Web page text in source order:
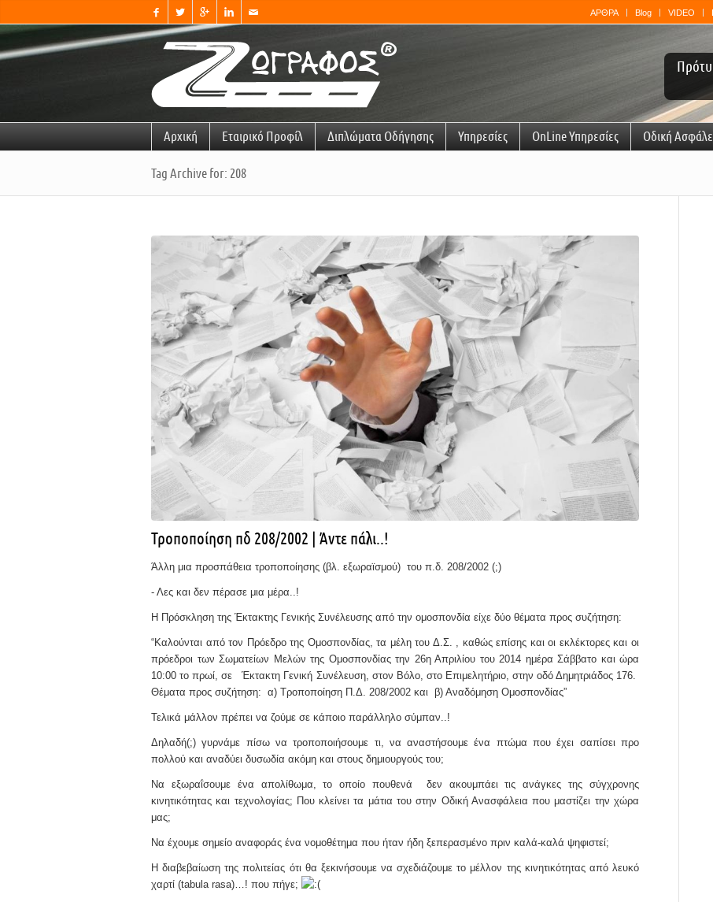
    ✉ ΑΡΘΡΑ Blog VIDEO
Αρχική Εταιρικό Προφίλ Διπλώματα Οδήγησης Υπηρεσίες OnLine Υπηρεσίες Οδική
Tag Archive for: 208
Τροποποίηση πδ 208/2002 | Άντε πάλι..!
Άλλη μια προσπάθεια τροποποίησης (βλ. εξωραϊσμού) του π.δ. 208/2002 (;)
- Λες και δεν πέρασε μια μέρα..!
Η Πρόσκληση της Έκτακτης Γενικής Συνέλευσης από την ομοσπονδία είχε δύο θέματα προς συζήτηση:
“Καλούνται από τον Πρόεδρο της Ομοσπονδίας, τα μέλη του Δ.Σ. , καθώς επίσης και οι εκλέκτορες και οι
πρόεδροι των Σωματείων Μελών της Ομοσπονδίας την 26η Απριλίου του 2014 ημέρα Σάββατο και ώρα
10:00 το πρωί, σε Έκτακτη Γενική Συνέλευση, στον Βόλο, στο Επιμελητήριο, στην οδό Δημητριάδος 176.
Θέματα προς συζήτηση: α) Τροποποίηση Π.Δ. 208/2002 και β) Αναδόμηση Ομοσπονδίας”
Τελικά μάλλον πρέπει να ζούμε σε κάποιο παράλληλο σύμπαν..!
Δηλαδή(;) γυρνάμε πίσω να τροποποιήσουμε τι, να αναστήσουμε ένα πτώμα που έχει σαπίσει προ
πολλού και αναδύει δυσωδία ακόμη και στους δημιουργούς του;
Να εξωραΐσουμε ένα απολίθωμα, το οποίο πουθενά δεν ακουμπάει τις ανάγκες της σύγχρονης
κινητικότητας και τεχνολογίας; Που κλείνει τα μάτια του στην Οδική Ανασφάλεια που μαστίζει την χώρα
μας;
Να έχουμε σημείο αναφοράς ένα νομοθέτημα που ήταν ήδη ξεπερασμένο πριν καλά-καλά ψηφιστεί;
Η διαβεβαίωση της πολιτείας ότι θα ξεκινήσουμε να σχεδιάζουμε το μέλλον της κινητικότητας από λευκό
χαρτί (tabula rasa)…! που πήγε;